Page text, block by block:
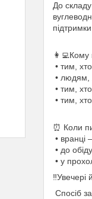
До
• тим,
• людям,
• тим,
• тим,
⏰ Коли
• вранці
• до
• у
‼️Увечері
Спосіб